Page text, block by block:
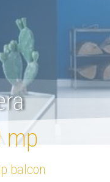
mp
balcon